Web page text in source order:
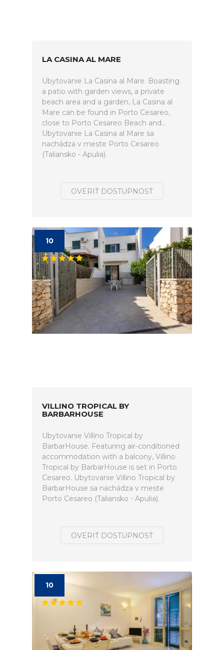
LA CASINA AL MARE
Ubytovanie La Casina al Mare. Boasting
a patio with garden views, a private
beach area and a garden, La Casina al
Mare can be found in Porto Cesareo,
close to Porto Cesareo Beach and...
Ubytovanie La Casina al Mare sa
nachádza v meste Porto Cesareo
(Taliansko - Apulia).
OVERIŤ DOSTUPNOSŤ
10
VILLINO TROPICAL BY
BARBARHOUSE
Ubytovanie Villino Tropical by
BarbarHouse. Featuring air-conditioned
accommodation with a balcony, Villino
Tropical by BarbarHouse is set in Porto
Cesareo. Ubytovanie Villino Tropical by
BarbarHouse sa nachádza v meste
Porto Cesareo (Taliansko - Apulia).
OVERIŤ DOSTUPNOSŤ
10